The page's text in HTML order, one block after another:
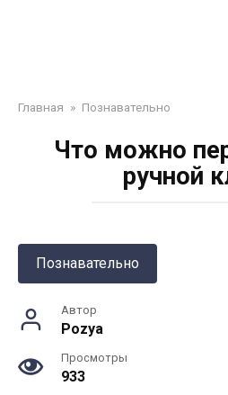
Главная » Познавательно
Что можно
ручной
Познавательно
Автор
Pozya
Просмотры
933